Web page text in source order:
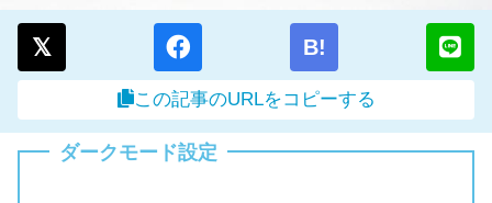
B!
この記事のURLをコピーする
ダークモード設定